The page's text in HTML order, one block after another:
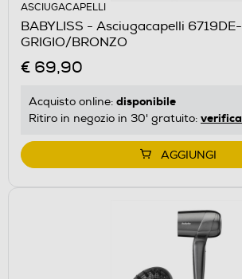
ASCIUGACAPELLI
BABYLISS - Asciugacapelli 6719DE-
GRIGIO/BRONZO
€ 69,90
Acquisto online: disponibile
Ritiro in negozio in 30' gratuito: verifica
AGGIUNGI